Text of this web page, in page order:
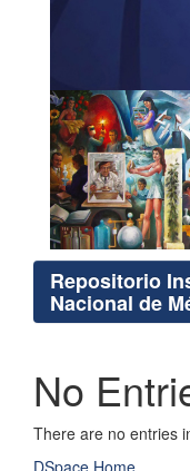
Repositorio
Nacional de
No
There are no entries